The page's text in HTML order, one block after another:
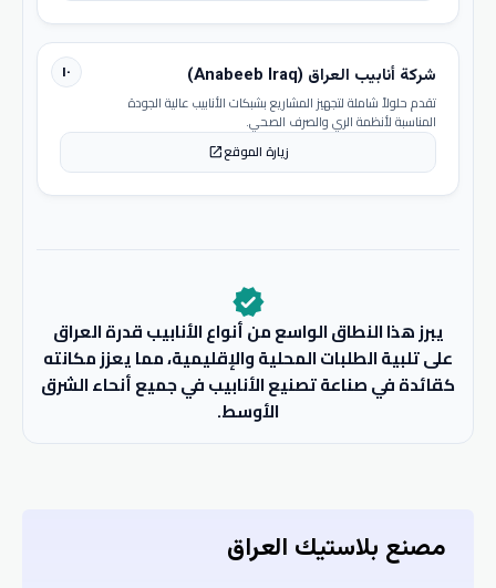
١٠ شركة أنابيب العراق (Anabeeb Iraq)
تقدم حلولاً شاملة لتجهيز المشاريع بشبكات الأنابيب عالية الجودة
المناسبة لأنظمة الري والصرف الصحي.
زيارة الموقعopen_in_new
verified
يبرز هذا النطاق الواسع من أنواع الأنابيب قدرة العراق
على تلبية الطلبات المحلية والإقليمية، مما يعزز مكانته
كقائدة في صناعة تصنيع الأنابيب في جميع أنحاء الشرق
الأوسط.
مصنع بلاستيك العراق